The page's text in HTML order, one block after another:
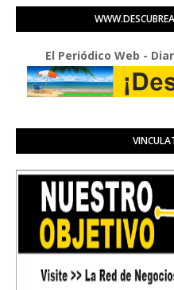
El Periódico Web - Diario